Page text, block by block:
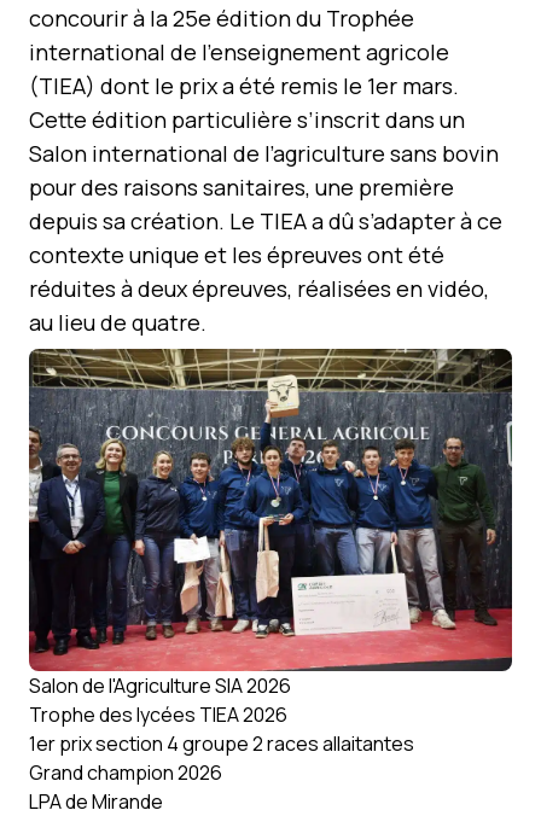
concourir à la 25e édition du Trophée
international de l’enseignement agricole
(TIEA) dont le prix a été remis le 1er mars.
Cette édition particulière s’inscrit dans un
Salon international de l’agriculture sans bovin
pour des raisons sanitaires, une première
depuis sa création. Le TIEA a dû s’adapter à ce
contexte unique et les épreuves ont été
réduites à deux épreuves, réalisées en vidéo,
au lieu de quatre.
Salon de l'Agriculture SIA 2026
Trophe des lycées TIEA 2026
1er prix section 4 groupe 2 races allaitantes
Grand champion 2026
LPA de Mirande